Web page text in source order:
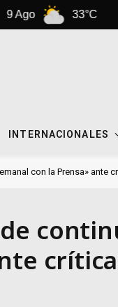
33°C
INTERNACIONALES
con la Prensa» ante